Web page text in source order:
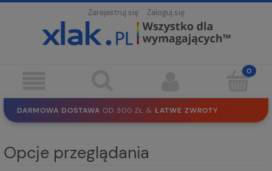
Zarejestruj się Zaloguj się
DARMOWA DOSTAWA OD 300 ZŁ & ŁATWE ZWROTY
SOLIDNEEKO PAKOWANIE
Opcje przeglądania